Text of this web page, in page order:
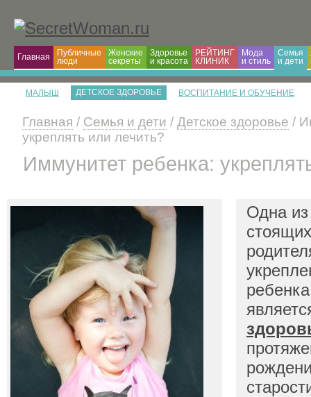
Главная
Публичные
люди
Женские
секреты
Здоровье
и красота
РЕЙТИНГ
КЛИНИК
Мода
и cтиль
Семья
и дети
МАЛЫШ ДЕТСКОЕ ЗДОРОВЬЕ ВОСПИТАНИЕ И ОБУЧЕНИЕ
Главная / Семья и дети / Детское здоровье /
укреплять или лечить?
Иммунитет ребенка:
Одна